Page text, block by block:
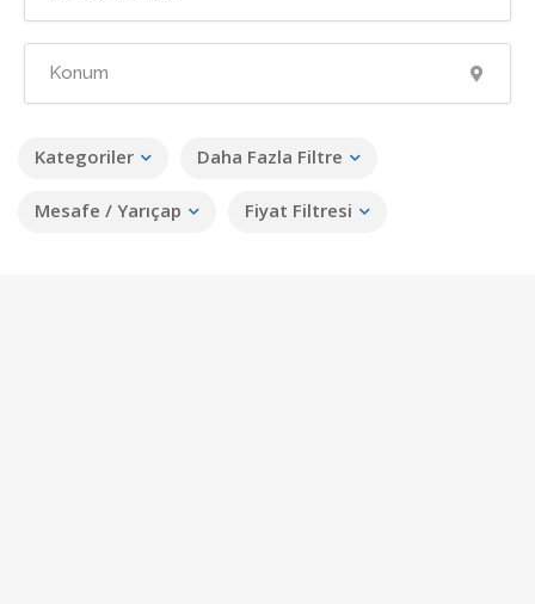
Kategoriler Daha Fazla Filtre
Mesafe / Yarıçap Fiyat Filtresi